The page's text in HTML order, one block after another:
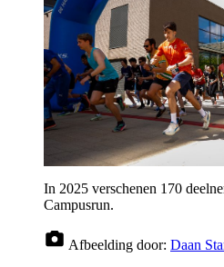
In 2025 verschenen 170
Campusrun.
Afbeelding door: Daan